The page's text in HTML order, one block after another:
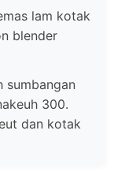
lam kotak
blender
sumbangan
300.
dan kotak